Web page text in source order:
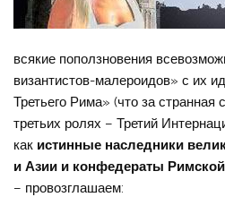
всякие поползновения
византистов-малероидов» с их
Третьего Рима» (что за странная
третьих ролях – Третий
как истинные наследники
и Азии и конфедераты
– провозглашаем: